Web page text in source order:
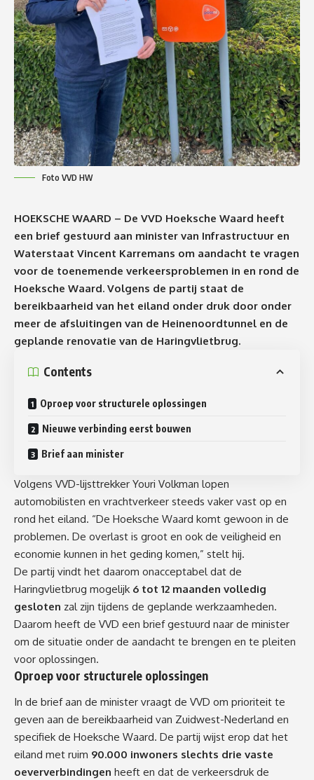
Foto VVD HW
HOEKSCHE WAARD – De VVD Hoeksche Waard heeft
een brief gestuurd aan minister van Infrastructuur en
Waterstaat Vincent Karremans om aandacht te vragen
voor de toenemende verkeersproblemen in en rond de
Hoeksche Waard. Volgens de partij staat de
bereikbaarheid van het eiland onder druk door onder
meer de afsluitingen van de Heinenoordtunnel en de
geplande renovatie van de Haringvlietbrug.
Contents
Oproep voor structurele oplossingen
Nieuwe verbinding eerst bouwen
Brief aan minister
Volgens VVD-lijsttrekker Youri Volkman lopen
automobilisten en vrachtverkeer steeds vaker vast op en
rond het eiland. “De Hoeksche Waard komt gewoon in de
problemen. De overlast is groot en ook de veiligheid en
economie kunnen in het geding komen,” stelt hij.
De partij vindt het daarom onacceptabel dat de
Haringvlietbrug mogelijk 6 tot 12 maanden volledig
gesloten zal zijn tijdens de geplande werkzaamheden.
Daarom heeft de VVD een brief gestuurd naar de minister
om de situatie onder de aandacht te brengen en te pleiten
voor oplossingen.
Oproep voor structurele oplossingen
In de brief aan de minister vraagt de VVD om prioriteit te
geven aan de bereikbaarheid van Zuidwest-Nederland en
specifiek de Hoeksche Waard. De partij wijst erop dat het
eiland met ruim 90.000 inwoners slechts drie vaste
oeververbindingen heeft en dat de verkeersdruk de